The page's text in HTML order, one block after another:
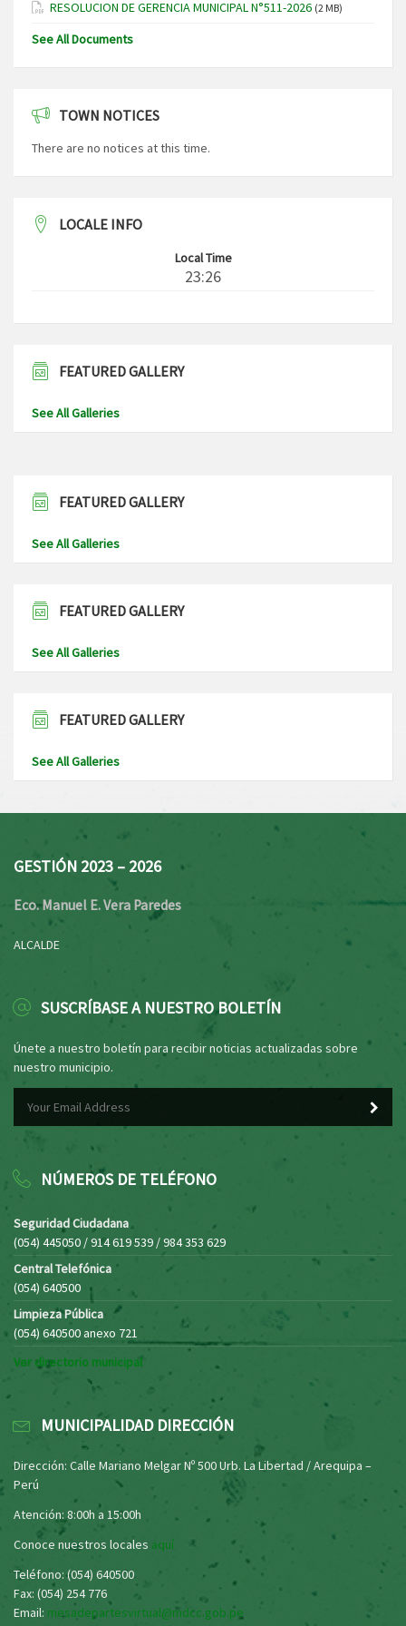
RESOLUCION DE GERENCIA MUNICIPAL N°511-2026 (2 MB)
See All Documents
TOWN NOTICES
There are no notices at this time.
LOCALE INFO
Local Time
23:26
FEATURED GALLERY
See All Galleries
FEATURED GALLERY
See All Galleries
FEATURED GALLERY
See All Galleries
FEATURED GALLERY
See All Galleries
GESTIÓN 2023 – 2026
Eco. Manuel E. Vera Paredes
ALCALDE
SUSCRÍBASE A NUESTRO BOLETÍN
Únete a nuestro boletín para recibir noticias actualizadas sobre
nuestro municipio.
NÚMEROS DE TELÉFONO
Seguridad Ciudadana
(054) 445050 / 914 619 539 / 984 353 629
Central Telefónica
(054) 640500
Limpieza Pública
(054) 640500 anexo 721
Ver directorio municipal
MUNICIPALIDAD DIRECCIÓN
Dirección: Calle Mariano Melgar Nº 500 Urb. La Libertad / Arequipa –
Perú
Atención: 8:00h a 15:00h
Conoce nuestros locales aquí
Teléfono: (054) 640500
Fax: (054) 254 776
Email: mesadepartesvirtual@mdcc.gob.pe